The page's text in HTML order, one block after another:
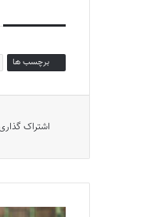
برچسب ها
اشتراک